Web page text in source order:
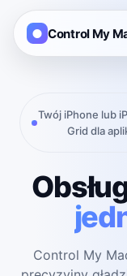
Control My
Twój iPhone lub
Grid dla
Control My